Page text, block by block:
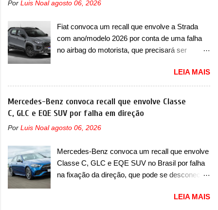
“protótipo aprimorado” que estabelece as bases
para "div...
apenas que o novo modelo em questão é um
foi confirmado durante a Mesa Redonda
Nacional da Indústria Automotiva, organizada
pelo Ministério dos Negócios e do Made in Italy
Cappellano, Diretor de Operações da Stellantis
Enlarged Europe, que foi o responsável por
antecipar o lançamento. O novo modelo teve
uma imagem que mostra a traseira do SUV,
onde aparece um pouco das lanternas, que
malas. As lanternas possuem uma iluminação
horizontal. No para-lama traseiro, se n...
Por Luis Noal agosto 06, 2026
Fiat convoca um recall que envolve a Strada
com ano/modelo 2026 por conta de uma falha
no airbag do motorista, que precisará ser
de outubro de 2025 que envolve os proprietários
da Strada no Brasil. O chamado envolve
unidades com ano/modelo 2026 da picape
compacta e envolve todas as versões com este
ano/modelo. A marca fala que as unidades
afetadas precisam retornar a uma
airbag do motorista, que precisará ser
substituído porque pode ter sido produzido de
forma errada. O serviço já pode ser solucionado
Em comunicado, a Fiat disse que “foi
LEIA MAIS
Mercedes-Benz convoca recall que envolve Classe
C, GLC e EQE SUV por falha em direção
Por Luis Noal agosto 06, 2026
Mercedes-Benz convoca um recall que envolve
Classe C, GLC e EQE SUV no Brasil por falha
na fixação da direção, que pode se desconectar
em outubro de 2025 um recall que envolve o trio
LEIA MAIS